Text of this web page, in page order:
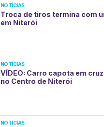
NOTÍCIAS
Troca de tiros termina com
em Niterói
NOTÍCIAS
VÍDEO: Carro capota em
no Centro de Niterói
NOTÍCIAS